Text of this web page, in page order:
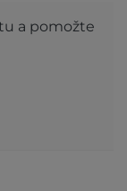
a pomožte